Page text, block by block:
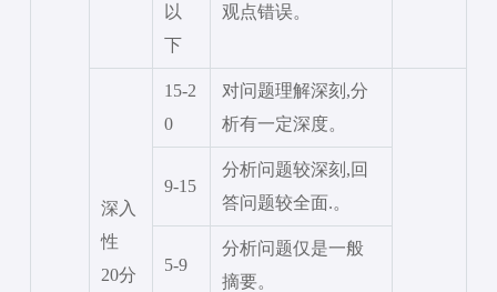
以
下
观点错误。
深入
性
20分
15-2
0
对问题理解深刻 ,分
析有一定深度。
9-15
分析问题较深刻 ,回
答问题较全面.。
5-9
分析问题仅是一般
摘要。